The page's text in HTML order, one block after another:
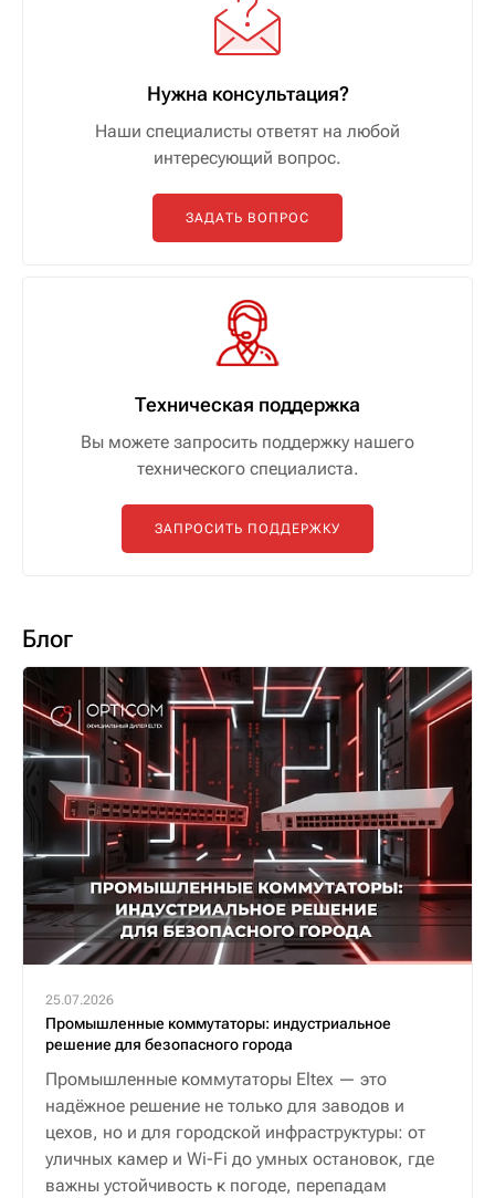
Нужна консультация?
Наши специалисты ответят на любой
интересующий вопрос.
ЗАДАТЬ ВОПРОС
Техническая поддержка
Вы можете запросить поддержку нашего
технического специалиста.
ЗАПРОСИТЬ ПОДДЕРЖКУ
Блог
25.07.2026
Промышленные коммутаторы: индустриальное
решение для безопасного города
Промышленные коммутаторы Eltex — это
надёжное решение не только для заводов и
цехов, но и для городской инфраструктуры: от
уличных камер и Wi-Fi до умных остановок, где
важны устойчивость к погоде, перепадам